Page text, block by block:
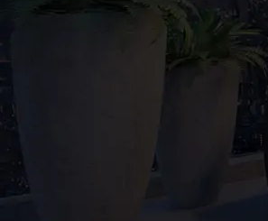
Golden Center – Predisul